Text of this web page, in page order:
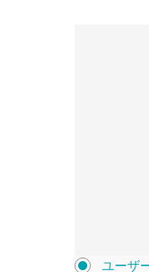
ユーザ